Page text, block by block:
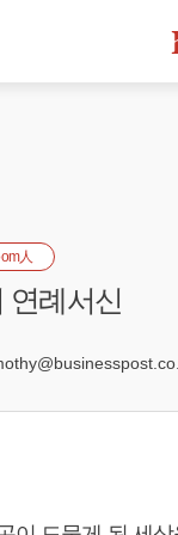
人
연례서신